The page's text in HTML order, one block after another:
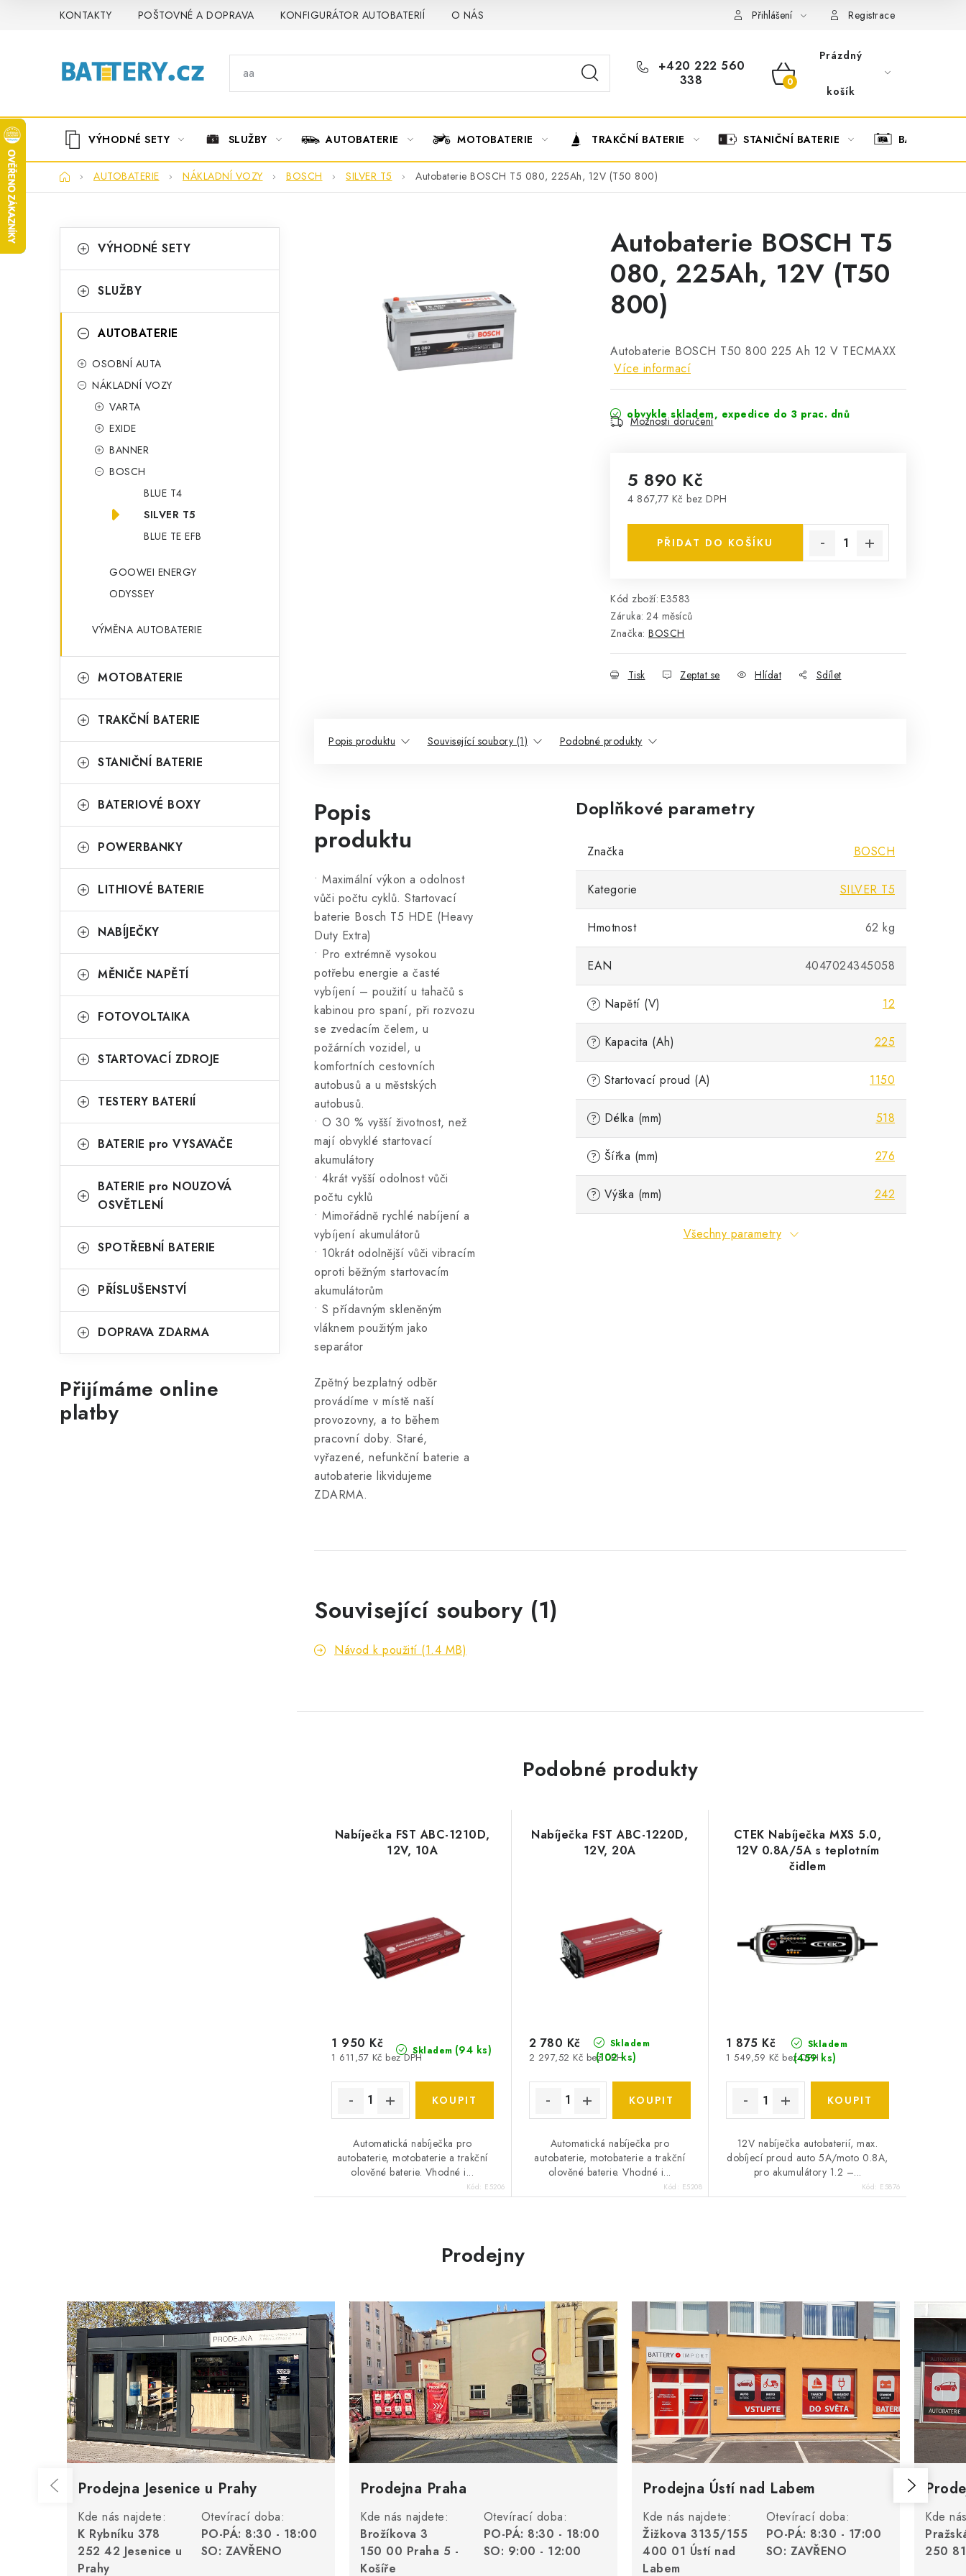
KONTAKTY POŠTOVNÉ A DOPRAVA KONFIGURÁTOR AUTOBATERIÍ O NÁS OBCHODNÍ PODMÍNKY OCHRANA OSOBNÍCH ÚDAJŮ
Přihlášení Registrace
+420 222 560
338
NÁKUPNÍ
Prázdný
košík
VÝHODNÉ SETY SLUŽBY AUTOBATERIE MOTOBATERIE TRAKČNÍ BATERIE STANIČNÍ BATERIE BATERIOVÉ
DomůAUTOBATERIE NÁKLADNÍ VOZY BOSCH SILVER T5 Autobaterie BOSCH T5 080, 225Ah, 12V (T50 800)
o
t
kategorie
a
e
VÝHODNÉ SETY
SLUŽBY
AUTOBATERIE
OSOBNÍ AUTA
NÁKLADNÍ VOZY
VARTA
EXIDE
BANNER
BOSCH
BLUE T4
SILVER T5
BLUE TE EFB
GOOWEI ENERGY
ODYSSEY
VÝMĚNA AUTOBATERIE
MOTOBATERIE
TRAKČNÍ BATERIE
STANIČNÍ BATERIE
BATERIOVÉ BOXY
POWERBANKY
LITHIOVÉ BATERIE
NABÍJEČKY
MĚNIČE NAPĚTÍ
FOTOVOLTAIKA
STARTOVACÍ ZDROJE
TESTERY BATERIÍ
BATERIE pro VYSAVAČE
BATERIE pro NOUZOVÁ
OSVĚTLENÍ
SPOTŘEBNÍ BATERIE
PŘÍSLUŠENSTVÍ
DOPRAVA ZDARMA
Přijímáme online
platby
Autobaterie BOSCH T5
080, 225Ah, 12V (T50
800)
Autobaterie BOSCH T50 800 225 Ah 12 V TECMAXX
Více informací
obvykle skladem, expedice do 3 prac. dnů
Možnosti doručení
5 890 Kč
4 867,77 Kč bez DPH
PŘIDAT DO KOŠÍKU
Kód zboží: E3583
Záruka: 24 měsíců
Značka: BOSCH
Tisk Zeptat se Hlídat Sdílet
Popis produktu Související soubory (1) Podobné produkty
Popis
produktu
• Maximální výkon a odolnost
vůči počtu cyklů. Startovací
baterie Bosch T5 HDE (Heavy
Duty Extra)
• Pro extrémně vysokou
potřebu energie a časté
vybíjení – použití u tahačů s
kabinou pro spaní, při rozvozu
se zvedacím čelem, u
požárních vozidel, u
komfortních cestovních
autobusů a u městských
autobusů.
• O 30 % vyšší životnost, než
mají obvyklé startovací
akumulátory
• 4krát vyšší odolnost vůči
počtu cyklů
• Mimořádně rychlé nabíjení a
vybíjení akumulátorů
• 10krát odolnější vůči vibracím
oproti běžným startovacím
akumulátorům
• S přídavným skleněným
vláknem použitým jako
separátor
Zpětný bezplatný odběr
provádíme v místě naší
provozovny, a to během
pracovní doby. Staré,
vyřazené, nefunkční baterie a
autobaterie likvidujeme
ZDARMA.
Doplňkové parametry
Značka BOSCH
Kategorie SILVER T5
Hmotnost 62 kg
EAN 4047024345058
? Napětí (V) 12
? Kapacita (Ah) 225
? Startovací proud (A) 1150
? Délka (mm) 518
? Šířka (mm) 276
? Výška (mm) 242
Všechny parametry
Související soubory (1)
Návod k použití (1.4 MB)
Podobné produkty
Nabíječka FST ABC-1210D,
12V, 10A
Skladem (94 ks)
1 611,57 Kč bez DPH
1 950 Kč
Automatická nabíječka pro
autobaterie, motobaterie a trakční
olověné baterie. Vhodné i...
Kód: E5206
Nabíječka FST ABC-1220D,
12V, 20A
Skladem
(102 ks)
2 297,52 Kč bez DPH
2 780 Kč
Automatická nabíječka pro
autobaterie, motobaterie a trakční
olověné baterie. Vhodné i...
Kód: E5208
CTEK Nabíječka MXS 5.0,
12V 0.8A/5A s teplotním
čidlem
Skladem
(459 ks)
1 549,59 Kč bez DPH
1 875 Kč
12V nabíječka autobaterií, max.
dobíjecí proud auto 5A/moto 0.8A,
pro akumulátory 1.2 –...
Kód: E5876
Prodejny
Prodejna Jesenice u Prahy
Kde nás najdete:
K Rybníku 378
252 42 Jesenice u
Prahy
Otevírací doba:
PO-PÁ: 8:30 - 18:00
SO: ZAVŘENO
Prodejna Praha
Kde nás najdete:
Brožíkova 3
150 00 Praha 5 -
Košíře
Otevírací doba:
PO-PÁ: 8:30 - 18:00
SO: 9:00 - 12:00
Prodejna Ústí nad Labem
Kde nás najdete:
Žižkova 3135/155
400 01 Ústí nad
Labem
Otevírací doba:
PO-PÁ: 8:30 - 17:00
SO: ZAVŘENO
Kde
250